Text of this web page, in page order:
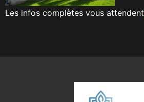
Les infos complètes vous attendent